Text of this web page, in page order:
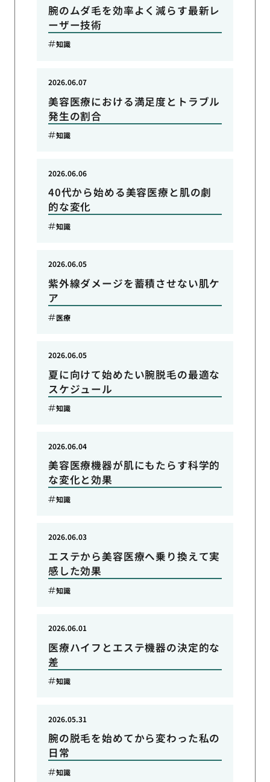
腕のムダ毛を効率よく減らす最新レ
ーザー技術
知識
美容医療における満足度とトラブル
発生の割合
2026.06.07
知識
40代から始める美容医療と肌の劇
的な変化
2026.06.06
知識
紫外線ダメージを蓄積させない肌ケ
ア
2026.06.05
医療
夏に向けて始めたい腕脱毛の最適な
スケジュール
2026.06.05
知識
美容医療機器が肌にもたらす科学的
な変化と効果
2026.06.04
知識
エステから美容医療へ乗り換えて実
感した効果
2026.06.03
知識
医療ハイフとエステ機器の決定的な
差
2026.06.01
知識
腕の脱毛を始めてから変わった私の
日常
2026.05.31
知識